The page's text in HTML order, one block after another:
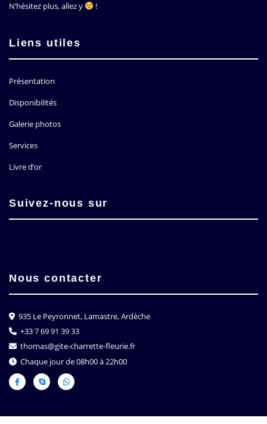
N’hésitez plus, allez y !
Liens utiles
Présentation
Disponibilités
Galerie photos
Services
Livre d’or
Suivez-nous sur
Nous contacter
935 Le Peyronnet, Lamastre, Ardèche
+33 7 69 91 39 33
thomas@gite-charrette-fleurie.fr
Chaque jour de 08h00 à 22h00